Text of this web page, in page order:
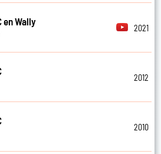
en Wally
2021
2012
2010